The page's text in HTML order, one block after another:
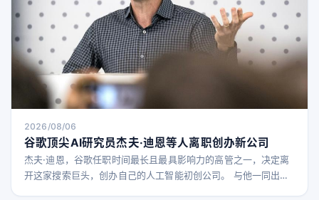
2026/08/06
谷歌顶尖AI研究员杰夫·迪恩等人离职创办新公司
杰夫·迪恩，谷歌任职时间最长且最具影响力的高管之一，决定离
开这家搜索巨头，创办自己的人工智能初创公司。 与他一同出任